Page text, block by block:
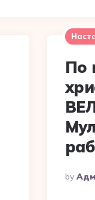
По
By
By